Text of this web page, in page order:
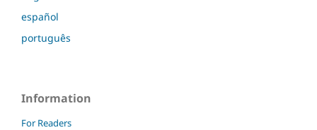
español
português
Information
For Readers